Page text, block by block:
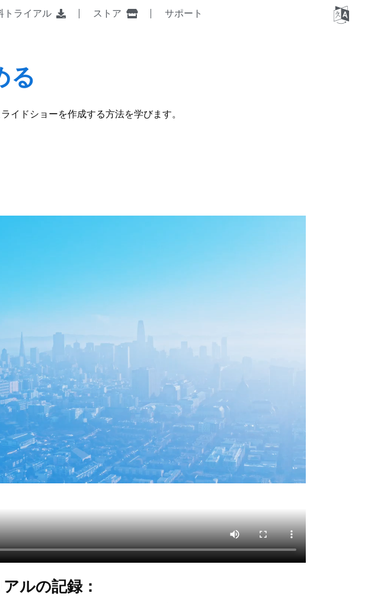
トライアル ストア サポート
る
ドショーを作成する方法を学びます。
ルの記録：